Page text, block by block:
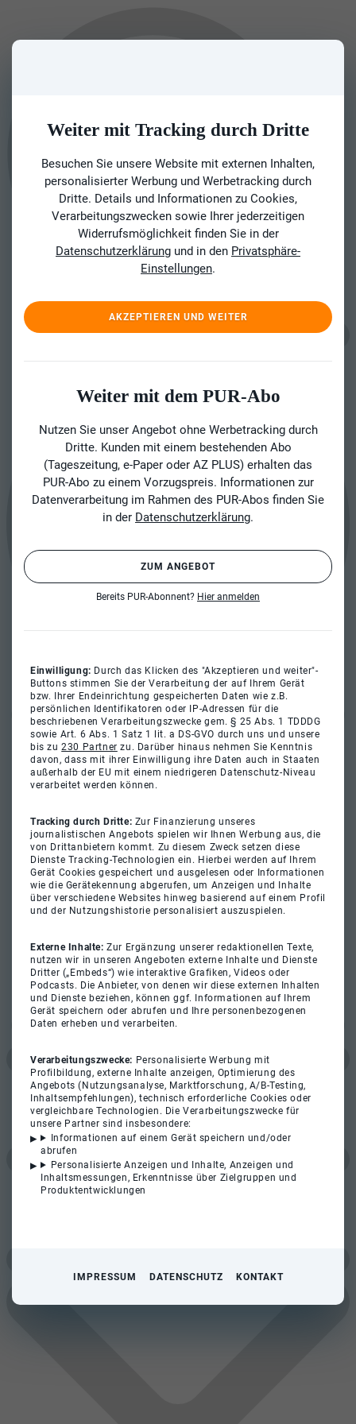
Weiter mit Tracking durch Dritte
Besuchen Sie unsere Website mit externen Inhalten,
personalisierter Werbung und Werbetracking durch
Dritte. Details und Informationen zu Cookies,
Verarbeitungszwecken sowie Ihrer jederzeitigen
Widerrufsmöglichkeit finden Sie in der
Datenschutzerklärung und in den Privatsphäre-
Einstellungen.
AKZEPTIEREN UND WEITER
Weiter mit dem PUR-Abo
Nutzen Sie unser Angebot ohne Werbetracking durch
Dritte. Kunden mit einem bestehenden Abo
(Tageszeitung, e-Paper oder AZ PLUS) erhalten das
PUR-Abo zu einem Vorzugspreis. Informationen zur
Datenverarbeitung im Rahmen des PUR-Abos finden Sie
in der Datenschutzerklärung.
ZUM ANGEBOT
Bereits PUR-Abonnent? Hier anmelden
Einwilligung: Durch das Klicken des "Akzeptieren und weiter"-
Buttons stimmen Sie der Verarbeitung der auf Ihrem Gerät
bzw. Ihrer Endeinrichtung gespeicherten Daten wie z.B.
persönlichen Identifikatoren oder IP-Adressen für die
beschriebenen Verarbeitungszwecke gem. § 25 Abs. 1 TDDDG
sowie Art. 6 Abs. 1 Satz 1 lit. a DS-GVO durch uns und unsere
bis zu230 Partner zu. Darüber hinaus nehmen Sie Kenntnis
davon, dass mit ihrer Einwilligung ihre Daten auch in Staaten
außerhalb der EU mit einem niedrigeren Datenschutz-Niveau
verarbeitet werden können.
Tracking durch Dritte: Zur Finanzierung unseres
journalistischen Angebots spielen wir Ihnen Werbung aus, die
von Drittanbietern kommt. Zu diesem Zweck setzen diese
Dienste Tracking-Technologien ein. Hierbei werden auf Ihrem
Gerät Cookies gespeichert und ausgelesen oder Informationen
wie die Gerätekennung abgerufen, um Anzeigen und Inhalte
über verschiedene Websites hinweg basierend auf einem Profil
und der Nutzungshistorie personalisiert auszuspielen.
Externe Inhalte:Zur Ergänzung unserer redaktionellen Texte,
nutzen wir in unseren Angeboten externe Inhalte und Dienste
Dritter („Embeds“) wie interaktive Grafiken, Videos oder
Podcasts. Die Anbieter, von denen wir diese externen Inhalten
und Dienste beziehen, können ggf. Informationen auf Ihrem
Gerät speichern oder abrufen und Ihre personenbezogenen
Daten erheben und verarbeiten.
Verarbeitungszwecke: Personalisierte Werbung mit
Profilbildung, externe Inhalte anzeigen, Optimierung des
Angebots (Nutzungsanalyse, Marktforschung, A/B-Testing,
Inhaltsempfehlungen), technisch erforderliche Cookies oder
vergleichbare Technologien. Die Verarbeitungszwecke für
unsere Partner sind insbesondere:
Informationen auf einem Gerät speichern und/oder
abrufen
Personalisierte Anzeigen und Inhalte, Anzeigen und
Inhaltsmessungen, Erkenntnisse über Zielgruppen und
Produktentwicklungen
IMPRESSUM DATENSCHUTZ KONTAKT